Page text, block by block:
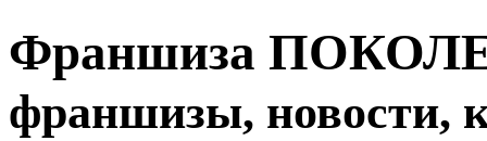
Франшиза
франшизы, новости,